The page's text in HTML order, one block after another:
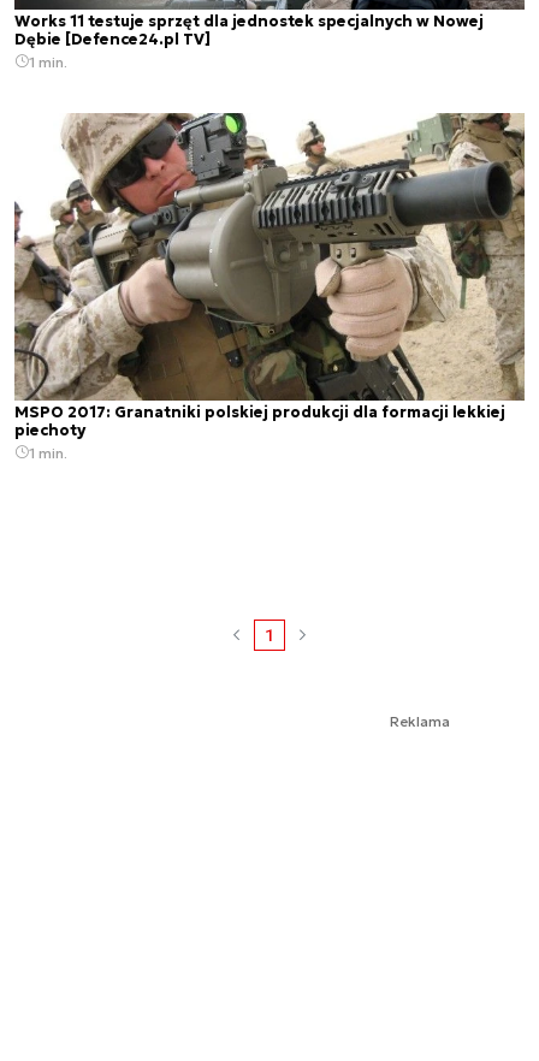
Works 11 testuje sprzęt dla jednostek specjalnych w Nowej
Dębie [Defence24.pl TV]
1 min.
MSPO 2017: Granatniki polskiej produkcji dla formacji lekkiej
piechoty
1 min.
1
Reklama